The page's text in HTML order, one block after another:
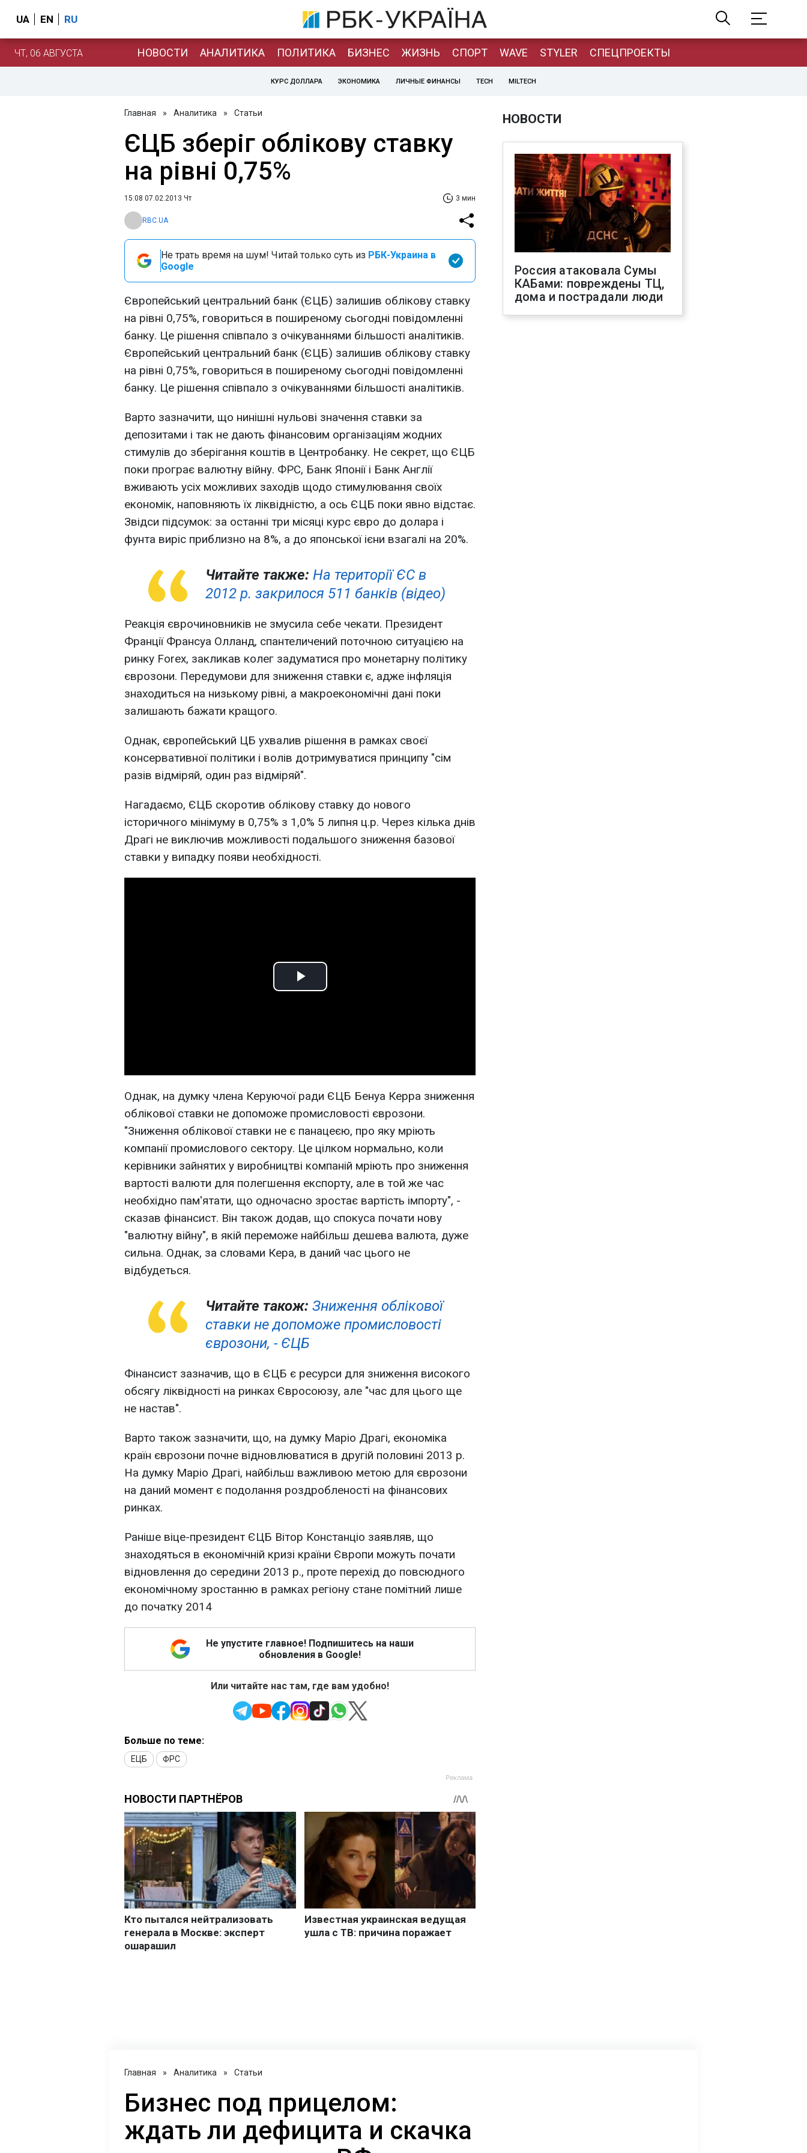
UA EN RU
ЧТ, 06 АВГУСТА НОВОСТИ АНАЛИТИКА ПОЛИТИКА БИЗНЕС ЖИЗНЬ СПОРТ WAVE STYLER СПЕЦПРОЕКТЫ
КУРС ДОЛЛАРА ЭКОНОМИКА ЛИЧНЫЕ ФИНАНСЫ TECH MILTECH
Главная » Аналитика » Статьи
ЄЦБ зберіг облікову ставку
на рівні 0,75%
15:08 07.02.2013 Чт 3 мин
RBC.UA
Не трать время на шум! Читай только суть из РБК-Украина в
Google
Європейський центральний банк (ЄЦБ) залишив облікову ставку
на рівні 0,75%, говориться в поширеному сьогодні повідомленні
банку. Це рішення співпало з очікуваннями більшості аналітиків.
Європейський центральний банк (ЄЦБ) залишив облікову ставку
на рівні 0,75%, говориться в поширеному сьогодні повідомленні
банку. Це рішення співпало з очікуваннями більшості аналітиків.
Варто зазначити, що нинішні нульові значення ставки за
депозитами і так не дають фінансовим організаціям жодних
стимулів до зберігання коштів в Центробанку. Не секрет, що ЄЦБ
поки програє валютну війну. ФРС, Банк Японії і Банк Англії
вживають усіх можливих заходів щодо стимулювання своїх
економік, наповняють їх ліквідністю, а ось ЄЦБ поки явно відстає.
Звідси підсумок: за останні три місяці курс євро до долара і
фунта виріс приблизно на 8%, а до японської ієни взагалі на 20%.
Читайте также: На території ЄС в
2012 р. закрилося 511 банків (відео)
Реакція єврочиновників не змусила себе чекати. Президент
Франції Франсуа Олланд, спантеличений поточною ситуацією на
ринку Forex, закликав колег задуматися про монетарну політику
єврозони. Передумови для зниження ставки є, адже інфляція
знаходиться на низькому рівні, а макроекономічні дані поки
залишають бажати кращого.
Однак, європейський ЦБ ухвалив рішення в рамках своєї
консервативної політики і волів дотримуватися принципу "сім
разів відміряй, один раз відміряй".
Нагадаємо, ЄЦБ скоротив облікову ставку до нового
історичного мінімуму в 0,75% з 1,0% 5 липня ц.р. Через кілька днів
Драгі не виключив можливості подальшого зниження базової
ставки у випадку появи необхідності.
Play
Однак, на думку члена Керуючої ради ЄЦБ Бенуа Керра зниження
облікової ставки не допоможе промисловості єврозони.
"Зниження облікової ставки не є панацеєю, про яку мріють
компанії промислового сектору. Це цілком нормально, коли
керівники зайнятих у виробництві компаній мріють про зниження
вартості валюти для полегшення експорту, але в той же час
необхідно пам'ятати, що одночасно зростає вартість імпорту", -
сказав фінансист. Він також додав, що спокуса почати нову
"валютну війну", в якій переможе найбільш дешева валюта, дуже
сильна. Однак, за словами Кера, в даний час цього не
відбудеться.
Читайте також: Зниження облікової
ставки не допоможе промисловості
єврозони, - ЄЦБ
Фінансист зазначив, що в ЄЦБ є ресурси для зниження високого
обсягу ліквідності на ринках Євросоюзу, але "час для цього ще
не настав".
Варто також зазначити, що, на думку Маріо Драгі, економіка
країн єврозони почне відновлюватися в другій половині 2013 р.
На думку Маріо Драгі, найбільш важливою метою для єврозони
на даний момент є подолання роздробленості на фінансових
ринках.
Раніше віце-президент ЄЦБ Вітор Констанціо заявляв, що
знаходяться в економічній кризі країни Європи можуть почати
відновлення до середини 2013 р., проте перехід до повсюдного
економічному зростанню в рамках регіону стане помітний лише
до початку 2014
Не упустите главное! Подпишитесь на наши
обновления в Google!
Или читайте нас там, где вам удобно!
Больше по теме:
ЕЦБ ФРС
НОВОСТИ
Россия атаковала Сумы
КАБами: повреждены ТЦ,
дома и пострадали люди
Главная » Аналитика » Статьи
Бизнес под прицелом:
ждать ли дефицита и скачка